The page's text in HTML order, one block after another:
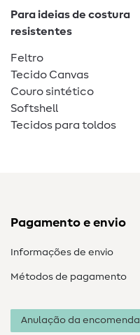
Para ideias de costura
resistentes
Feltro
Tecido Canvas
Couro sintético
Softshell
Tecidos para toldos
Pagamento e envio
Informações de envio
Métodos de pagamento
Anulação da encomenda